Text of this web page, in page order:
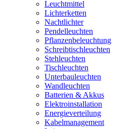
Leuchtmittel
Lichterketten
Nachtlichter
Pendelleuchten
Pflanzenbeleuchtung
Schreibtischleuchten
Stehleuchten
Tischleuchten
Unterbauleuchten
Wandleuchten
Batterien & Akkus
Elektroinstallation
Energieverteilung
Kabelmanagement